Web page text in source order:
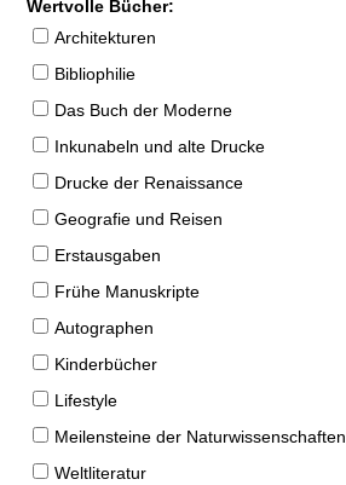
Wertvolle Bücher:
Architekturen
Bibliophilie
Das Buch der Moderne
Inkunabeln und alte Drucke
Drucke der Renaissance
Geografie und Reisen
Erstausgaben
Frühe Manuskripte
Autographen
Kinderbücher
Lifestyle
Meilensteine der Naturwissenschaften
Weltliteratur